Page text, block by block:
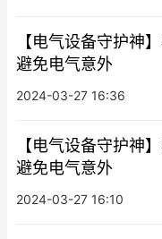
【电气设备守护神
避免电气意外
2024-03-27 16:36
【电气设备守护神
避免电气意外
2024-03-27 16:10